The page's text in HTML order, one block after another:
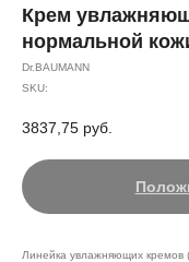
Крем
нормальной
Dr.BAUMANN
SKU:
3837,75 руб.
Линейка увлажняющих кремов